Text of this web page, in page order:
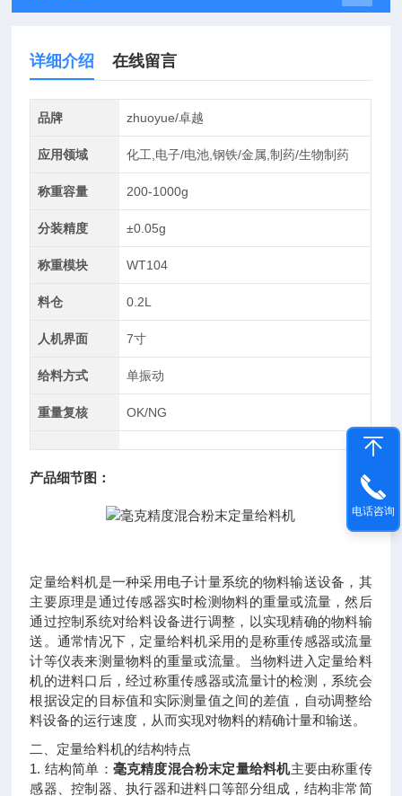
详细介绍 在线留言
品牌 zhuoyue/卓越
应用领域 化工,电子/电池,钢铁/金属,制药/生物制药
称重容量 200-1000g
分装精度 ±0.05g
称重模块 WT104
料仓 0.2L
人机界面 7寸
给料方式 单振动
重量复核 OK/NG
产品细节图：
定量给料机是一种采用电子计量系统的物料输送设备，其
主要原理是通过传感器实时检测物料的重量或流量，然后
通过控制系统对给料设备进行调整，以实现精确的物料输
送。通常情况下，定量给料机采用的是称重传感器或流量
计等仪表来测量物料的重量或流量。当物料进入定量给料
机的进料口后，经过称重传感器或流量计的检测，系统会
根据设定的目标值和实际测量值之间的差值，自动调整给
料设备的运行速度，从而实现对物料的精确计量和输送。
二、定量给料机的结构特点
1. 结构简单： 毫克精度混合粉末定量给料机主要由称重传
感器、控制器、执行器和进料口等部分组成，结构非常简
电话咨询